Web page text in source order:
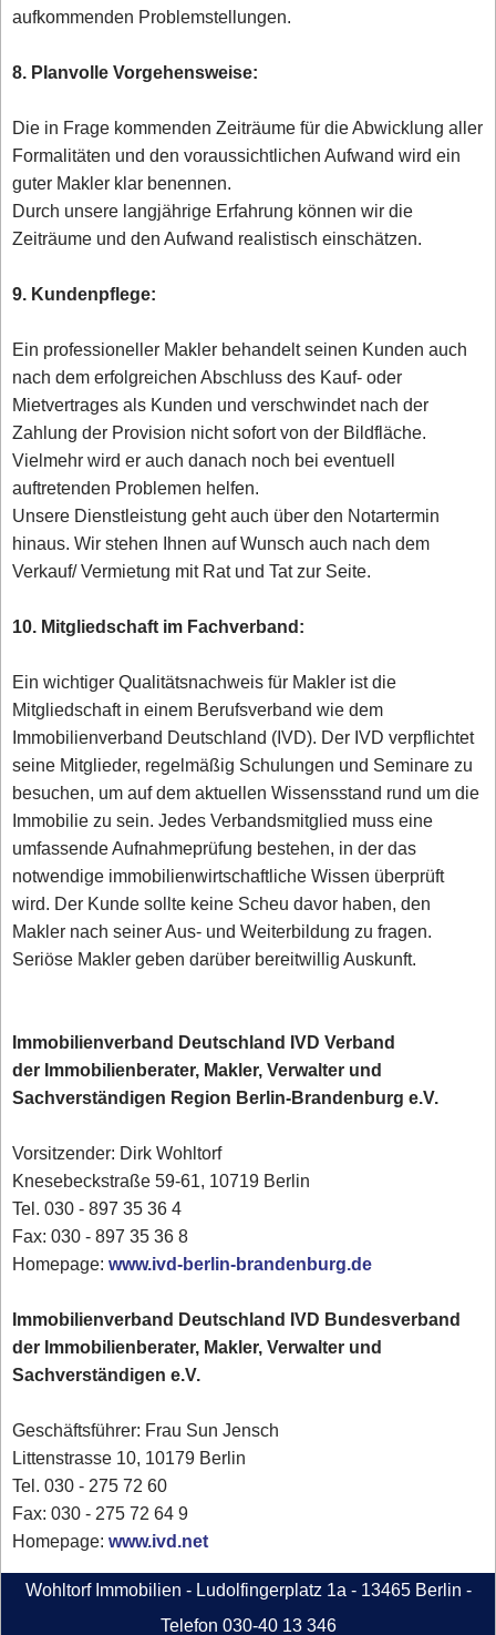
aufkommenden Problemstellungen.
8. Planvolle Vorgehensweise:
Die in Frage kommenden Zeiträume für die Abwicklung aller
Formalitäten und den voraussichtlichen Aufwand wird ein
guter Makler klar benennen.
Durch unsere langjährige Erfahrung können wir die
Zeiträume und den Aufwand realistisch einschätzen.
9. Kundenpflege:
Ein professioneller Makler behandelt seinen Kunden auch
nach dem erfolgreichen Abschluss des Kauf- oder
Mietvertrages als Kunden und verschwindet nach der
Zahlung der Provision nicht sofort von der Bildfläche.
Vielmehr wird er auch danach noch bei eventuell
auftretenden Problemen helfen.
Unsere Dienstleistung geht auch über den Notartermin
hinaus. Wir stehen Ihnen auf Wunsch auch nach dem
Verkauf/ Vermietung mit Rat und Tat zur Seite.
10. Mitgliedschaft im Fachverband:
Ein wichtiger Qualitätsnachweis für Makler ist die
Mitgliedschaft in einem Berufsverband wie dem
Immobilienverband Deutschland (IVD). Der IVD verpflichtet
seine Mitglieder, regelmäßig Schulungen und Seminare zu
besuchen, um auf dem aktuellen Wissensstand rund um die
Immobilie zu sein. Jedes Verbandsmitglied muss eine
umfassende Aufnahmeprüfung bestehen, in der das
notwendige immobilienwirtschaftliche Wissen überprüft
wird. Der Kunde sollte keine Scheu davor haben, den
Makler nach seiner Aus- und Weiterbildung zu fragen.
Seriöse Makler geben darüber bereitwillig Auskunft.
Immobilienverband Deutschland IVD Verband
der Immobilienberater, Makler, Verwalter und
Sachverständigen Region Berlin-Brandenburg e.V.
Vorsitzender: Dirk Wohltorf
Knesebeckstraße 59-61, 10719 Berlin
Tel. 030 - 897 35 36 4
Fax: 030 - 897 35 36 8
Homepage:www.ivd-berlin-brandenburg.de
Immobilienverband Deutschland IVD Bundesverband
der Immobilienberater, Makler, Verwalter und
Sachverständigen e.V.
Geschäftsführer: Frau Sun Jensch
Littenstrasse 10, 10179 Berlin
Tel. 030 - 275 72 60
Fax: 030 - 275 72 64 9
Homepage:www.ivd.net
Wohltorf Immobilien - Ludolfingerplatz 1a - 13465 Berlin -
Telefon 030-40 13 346